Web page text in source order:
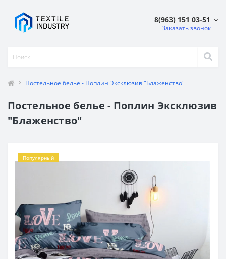
8(963) 151 03-51
Заказать звонок
Постельное белье - Поплин Эксклюзив "Блаженство"
Постельное белье - Поплин Эксклюзив
"Блаженство"
Популярный